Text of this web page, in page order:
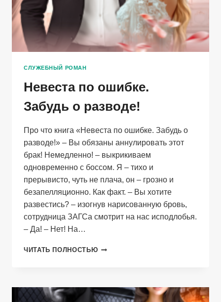
СЛУЖЕБНЫЙ РОМАН
Невеста по ошибке.
Забудь о разводе!
Про что книга «Невеста по ошибке. Забудь о
разводе!» – Вы обязаны аннулировать этот
брак! Немедленно! – выкрикиваем
одновременно с боссом. Я – тихо и
прерывисто, чуть не плача, он – грозно и
безапелляционно. Как факт. – Вы хотите
развестись? – изогнув нарисованную бровь,
сотрудница ЗАГСа смотрит на нас исподлобья.
– Да! – Нет! На…
ЧИТАТЬ ПОЛНОСТЬЮ НЕВЕСТА
О
РАЗВОДЕ!